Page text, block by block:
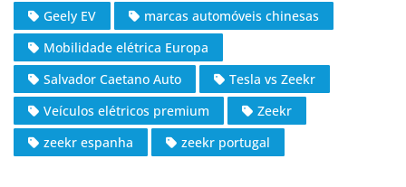
Geely EV
marcas automóveis chinesas
Mobilidade elétrica Europa
Salvador Caetano Auto
Tesla vs Zeekr
Veículos elétricos premium
Zeekr
zeekr espanha
zeekr portugal